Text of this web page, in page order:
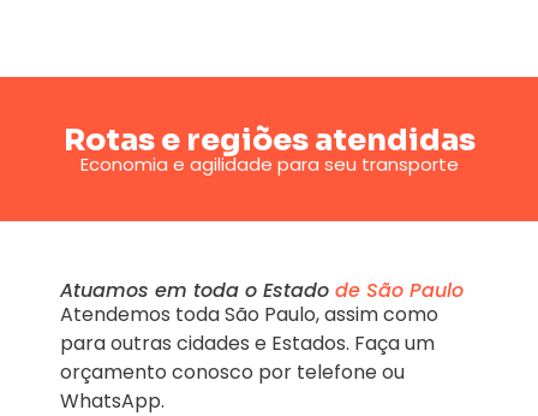
Rotas e regiões atendidas
Economia e agilidade para seu transporte
Atuamos em toda o Estado de São Paulo
Atendemos toda São Paulo, assim como
para outras cidades e Estados. Faça um
orçamento conosco por telefone ou
WhatsApp.